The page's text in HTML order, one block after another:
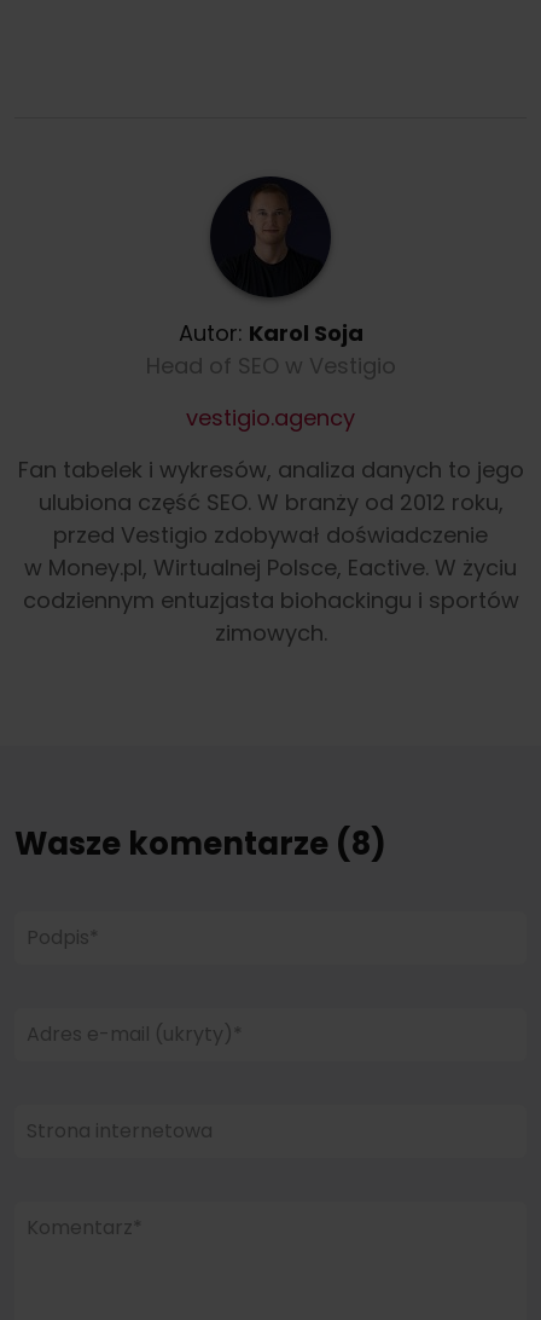
Autor: Karol Soja
Head of SEO w Vestigio
vestigio.agency
Fan tabelek i wykresów, analiza danych to jego
ulubiona część SEO. W branży od 2012 roku,
przed Vestigio zdobywał doświadczenie
w Money.pl, Wirtualnej Polsce, Eactive. W życiu
codziennym entuzjasta biohackingu i sportów
zimowych.
Wasze komentarze (8)
Podpis*
Adres e-mail (ukryty)*
Strona internetowa
Komentarz*